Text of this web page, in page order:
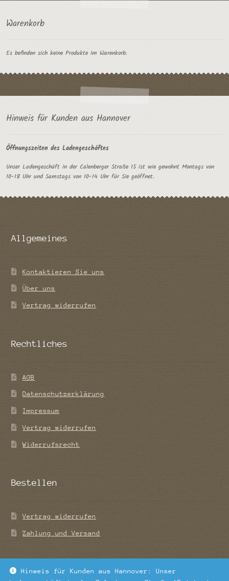
Hinweis für Kunden aus Hannover: Unser
Warenkorb
Es befinden sich keine Produkte im Warenkorb.
Hinweis für Kunden aus Hannover
Öffnungszeiten des Ladengeschäftes
Unser Ladengeschäft in der Calenberger Straße 15 ist wie gewohnt Montags von
10-18 Uhr und Samstags von 10-14 Uhr für Sie geöffnet.
Allgemeines
Kontaktieren Sie uns
Über uns
Vertrag widerrufen
Rechtliches
AGB
Datenschutzerklärung
Impressum
Vertrag widerrufen
Widerrufsrecht
Bestellen
Vertrag widerrufen
Zahlung und Versand